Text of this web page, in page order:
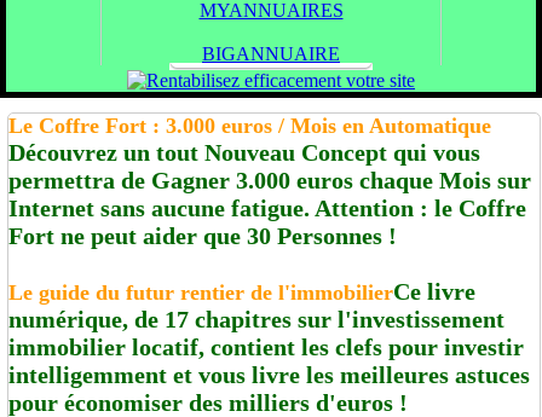
MYANNUAIRES
BIGANNUAIRE
Le Coffre Fort : 3.000 euros / Mois en Automatique
Découvrez un tout Nouveau Concept qui vous
permettra de Gagner 3.000 euros chaque Mois sur
Internet sans aucune fatigue. Attention : le Coffre
Fort ne peut aider que 30 Personnes !
Le guide du futur rentier de l'immobilierCe livre
numérique, de 17 chapitres sur l'investissement
immobilier locatif, contient les clefs pour investir
intelligemment et vous livre les meilleures astuces
pour économiser des milliers d'euros !